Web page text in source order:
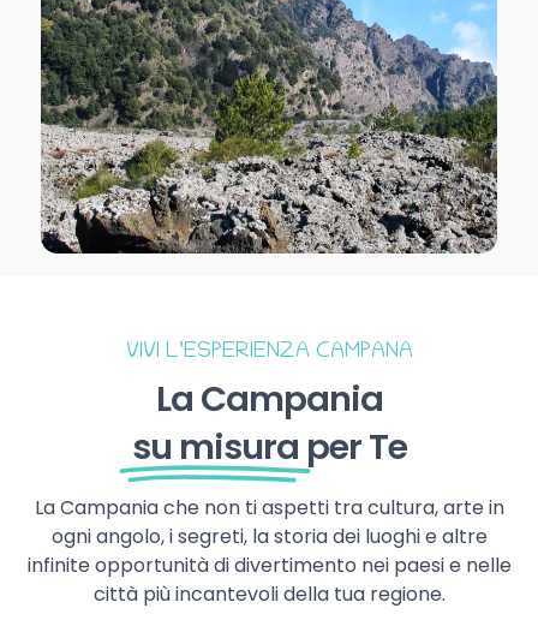
VIVI L’ESPERIENZA CAMPANA
La Campania
su misura per Te
La Campania che non ti aspetti tra cultura, arte in
ogni angolo, i segreti, la storia dei luoghi e altre
infinite opportunità di divertimento nei paesi e nelle
città più incantevoli della tua regione.